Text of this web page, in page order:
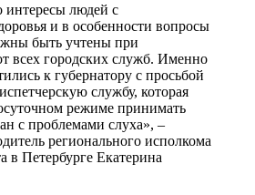
людей с
и в особенности вопросы
быть учтены при
всех городских служб. Именно
к губернатору с просьбой
службу, которая
режиме принимать
с проблемами слуха», –
регионального исполкома
в Петербурге Екатерина